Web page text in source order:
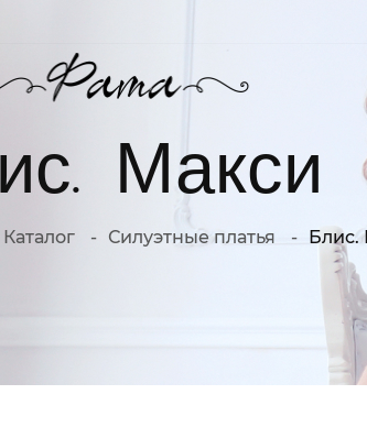
Макси
Каталог Силуэтные платья Блис.